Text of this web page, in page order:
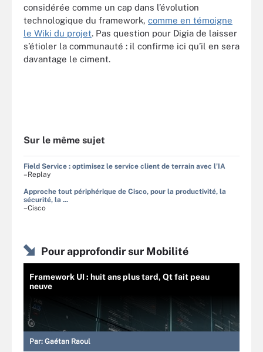
considérée comme un cap dans l’évolution
technologique du framework, comme en témoigne
le Wiki du projet. Pas question pour Digia de laisser
s’étioler la communauté : il confirme ici qu’il en sera
davantage le ciment.
Sur le même sujet
Field Service : optimisez le service client de terrain avec l'IA
–Replay
Approche tout périphérique de Cisco, pour la productivité, la
sécurité, la ...
–Cisco
Pour approfondir sur Mobilité
Framework UI : huit ans plus tard, Qt fait peau
neuve
Par: Gaétan Raoul